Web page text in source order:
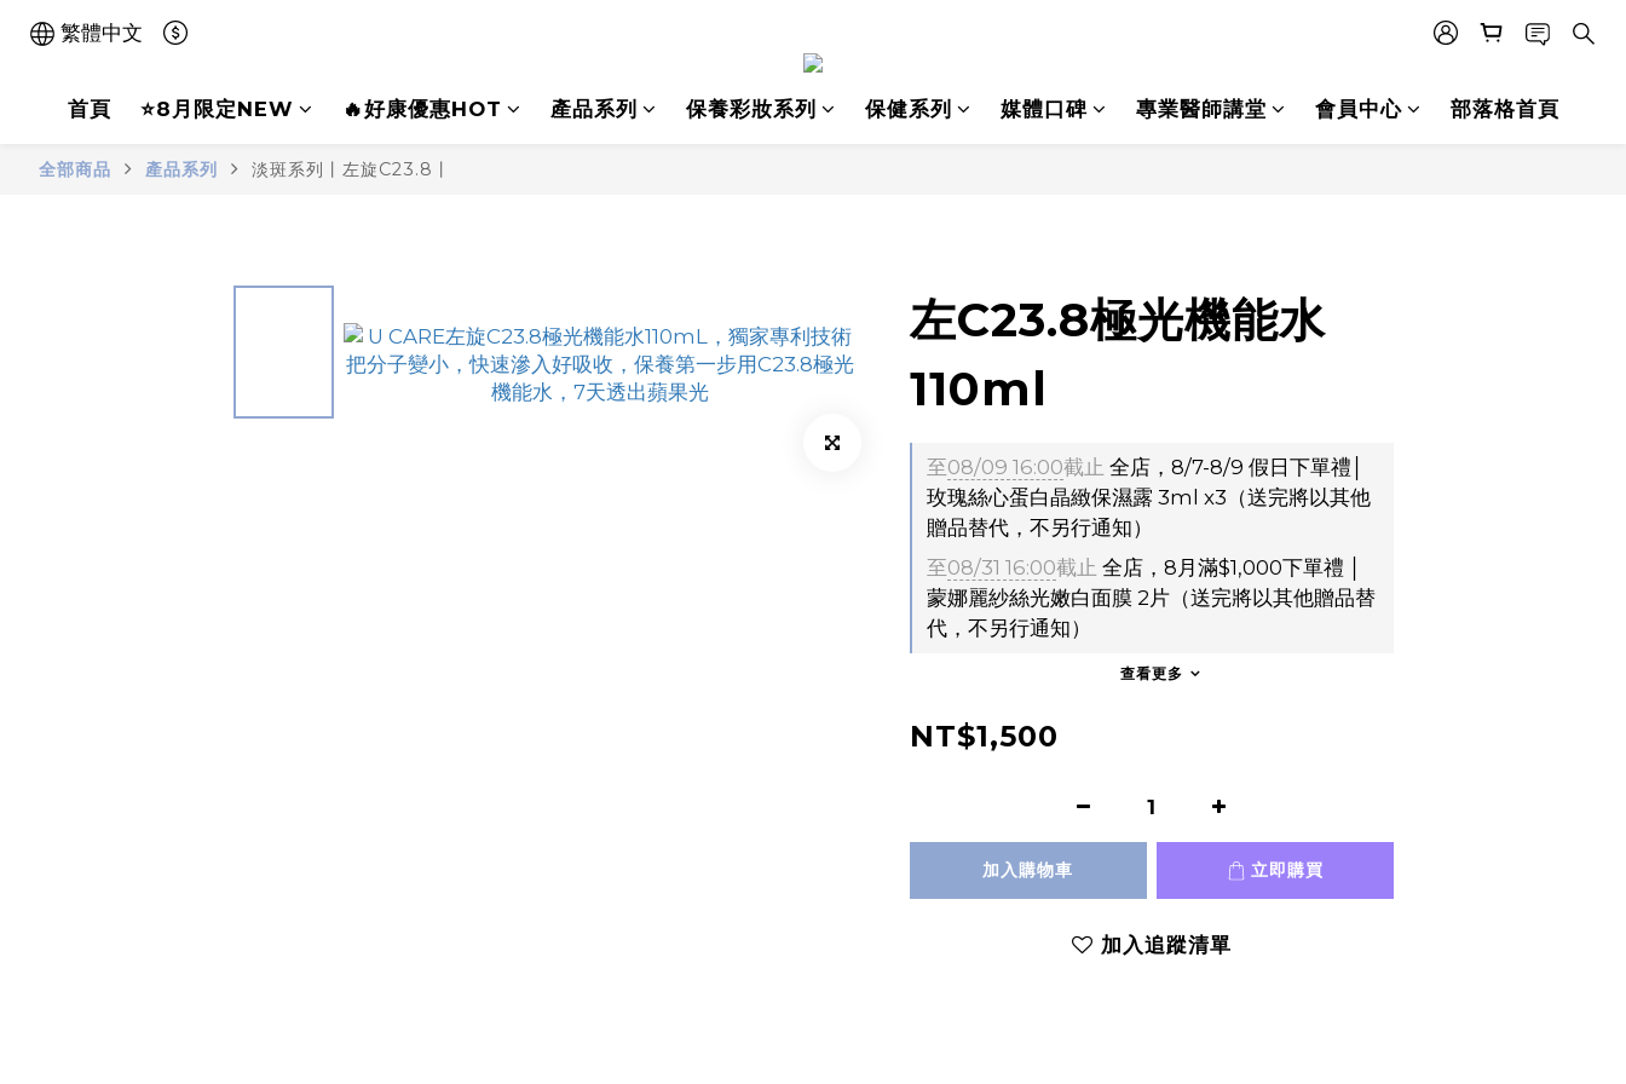
繁體中文
首頁 ⭐8月限定NEW 🔥好康優惠HOT 產品系列 保養彩妝系列 保健系列 媒體口碑 專業醫師講堂 會員中心 部落格首頁
全部商品 產品系列 淡斑系列丨左旋C23.8丨
左C23.8極光機能水
110ml
至08/09 16:00截止 全店，8/7-8/9 假日下單禮│
玫瑰絲心蛋白晶緻保濕露 3ml x3（送完將以其他
贈品替代，不另行通知）
至08/31 16:00截止 全店，8月滿$1,000下單禮 │
蒙娜麗紗絲光嫩白面膜 2片（送完將以其他贈品替
代，不另行通知）
查看更多
NT$1,500
加入購物車 立即購買
加入追蹤清單